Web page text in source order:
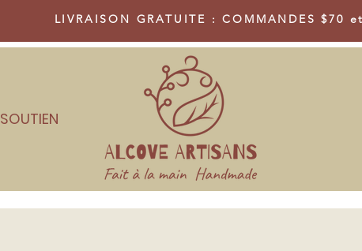
LIVRAISON GRATUITE : COMMANDES $70
SOUTIENFRAIS